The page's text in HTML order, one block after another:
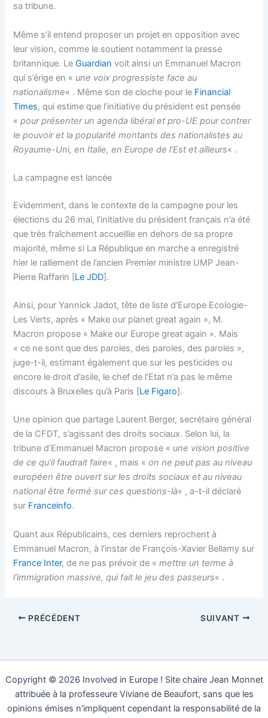
sa tribune.
Même s’il entend proposer un projet en opposition avec
leur vision, comme le soutient notamment la presse
britannique. LeGuardian voit ainsi un Emmanuel Macron
qui s’érige en « une voix progressiste face au
nationalisme« . Même son de cloche pour le Financial
Times, qui estime que l’initiative du président est pensée
«pour présenter un agenda libéral et pro-UE pour contrer
le pouvoir et la popularité montants des nationalistes au
Royaume-Uni, en Italie, en Europe de l’Est et ailleurs« .
La campagne est lancée
Evidemment, dans le contexte de la campagne pour les
élections du 26 mai, l’initiative du président français n’a été
que très fraîchement accueillie en dehors de sa propre
majorité, même si La République en marche a enregistré
hier le ralliement de l’ancien Premier ministre UMP Jean-
Pierre Raffarin [Le JDD].
Ainsi, pour Yannick Jadot, tête de liste d’Europe Ecologie-
Les Verts, après « Make our planet great again », M.
Macron propose « Make our Europe great again ». Mais
« ce ne sont que des paroles, des paroles, des paroles »,
juge-t-il, estimant également que sur les pesticides ou
encore le droit d’asile, le chef de l’Etat n’a pas le même
discours à Bruxelles qu’à Paris [Le Figaro].
Une opinion que partage Laurent Berger, secrétaire général
de la CFDT, s’agissant des droits sociaux. Selon lui, la
tribune d’Emmanuel Macron propose « une vision positive
de ce qu’il faudrait faire« , mais «on ne peut pas au niveau
européen être ouvert sur les droits sociaux et au niveau
national être fermé sur ces questions-là« , a-t-il déclaré
sur Franceinfo.
Quant aux Républicains, ces derniers reprochent à
Emmanuel Macron, à l’instar de François-Xavier Bellamy sur
France Inter, de ne pas prévoir de «mettre un terme à
l’immigration massive, qui fait le jeu des passeurs« .
PRÉCÉDENT SUIVANT
Copyright © 2026 Involved in Europe ! Site chaire Jean Monnet
attribuée à la professeure Viviane de Beaufort, sans que les
opinions émises n'impliquent cependant la responsabilité de la